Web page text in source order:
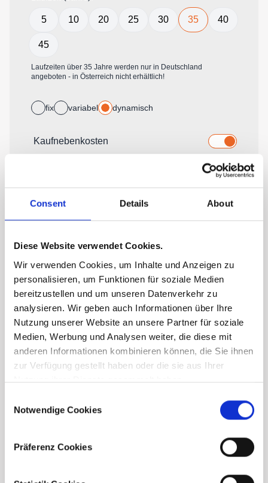
Consent Details About
Diese Website verwendet Cookies.
Wir verwenden Cookies, um Inhalte und Anzeigen zu
personalisieren, um Funktionen für soziale Medien
bereitzustellen und um unseren Datenverkehr zu
analysieren. Wir geben auch Informationen über Ihre
Nutzung unserer Website an unsere Partner für soziale
Medien, Werbung und Analysen weiter, die diese mit
anderen Informationen kombinieren können, die Sie ihnen
zur Verfügung gestellt haben oder die sie aus Ihrer
Nutzung ihrer Dienste gesammelt haben.
Selection
Notwendige Cookies
Präferenz Cookies